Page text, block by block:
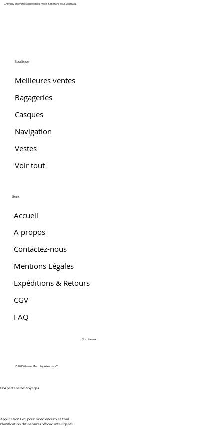
Gravel Moto votre accessoiriste moto & motard pour vos trails.
Boutique
Meilleures ventes
Bagageries
Casques
Navigation
Vestes
Voir tout
Liens
Accueil
A propos
Contactez-nous
Mentions Légales
Expéditions & Retours
CGV
FAQ
Nos partenaires voyages
Application GPS pour moto enduro et trail
Planification d'itinéraires offroad intelligents
© 2025 Gravel Moto. byWixomatic™
Nos réseaux